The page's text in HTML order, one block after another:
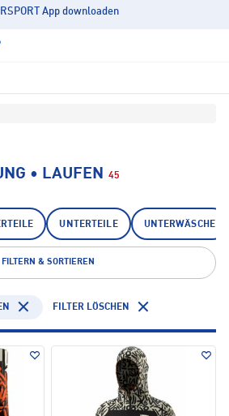
App downloaden
• LAUFEN 45
UNTERTEILE UNTERWÄSCHE
FILTERN & SORTIEREN
FILTER LÖSCHEN